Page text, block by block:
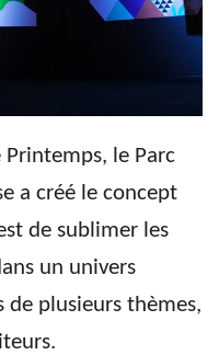
Printemps, le Parc
a créé le concept
de sublimer les
un univers
plusieurs thèmes,